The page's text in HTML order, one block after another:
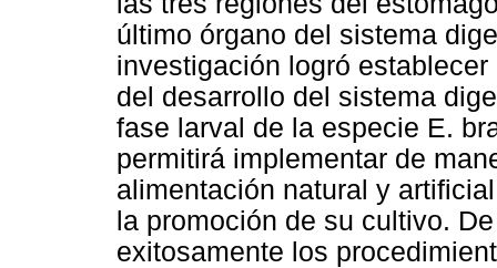
último órgano del sistema
investigación logró
del desarrollo del sistema
fase larval de la especie E.
permitirá implementar de
alimentación natural y
la promoción de su cultivo.
exitosamente los